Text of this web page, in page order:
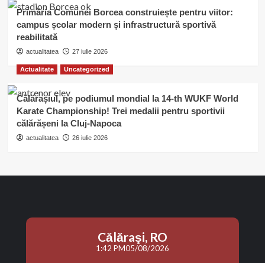
Primăria Comunei Borcea construiește pentru viitor:
campus școlar modern și infrastructură sportivă
reabilitată
actualitatea 27 iulie 2026
Actualitate Uncategorized
Călărașiul, pe podiumul mondial la 14-th WUKF World
Karate Championship! Trei medalii pentru sportivii
călărășeni la Cluj-Napoca
actualitatea 26 iulie 2026
Călăraşi, RO
1:42 PM05/08/2026